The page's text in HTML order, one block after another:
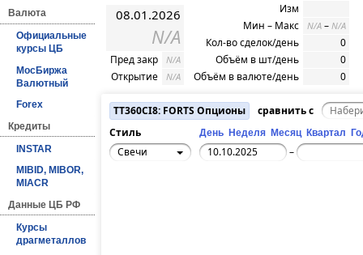
Валюта
Официальные
курсы ЦБ
МосБиржа
Валютный
Forex
Кредиты
INSTAR
MIBID, MIBOR,
MIACR
Данные ЦБ РФ
Курсы
драгметаллов
08.01.2026
N/A
Пред закр N/A
Открытие N/A
Изм
Мин – Макс
N/A – N/A
Кол-во сделок/день
0
Объём в шт/день
0
Объём в валюте/день
0
TT360CI8: FORTS Опционы
сравнить с
Стиль
День Неделя Месяц Квартал
Свечи –